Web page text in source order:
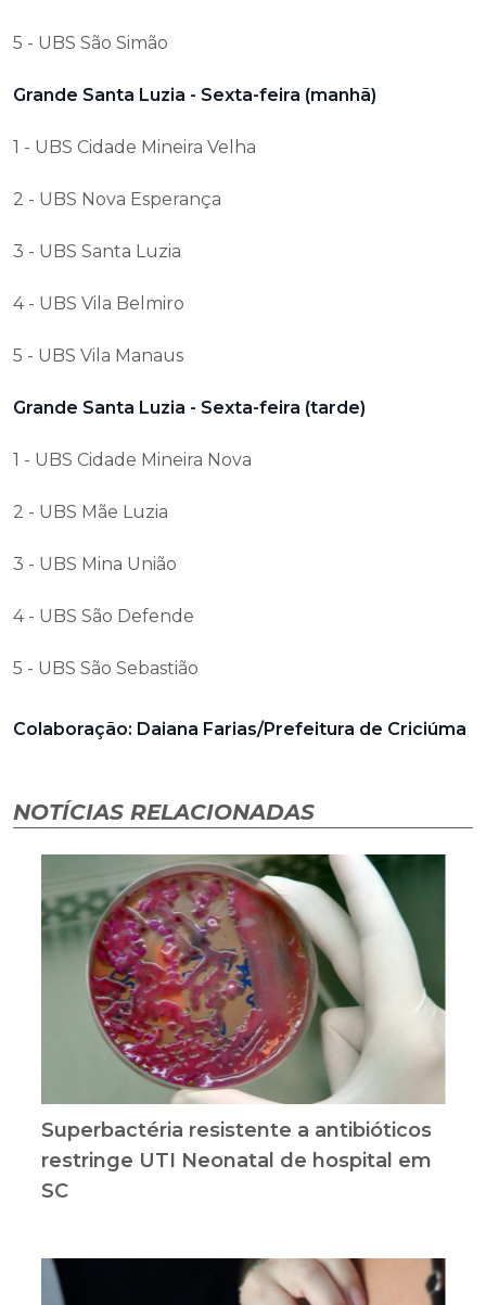
5 - UBS São Simão
Grande Santa Luzia - Sexta-feira (manhã)
1 - UBS Cidade Mineira Velha
2 - UBS Nova Esperança
3 - UBS Santa Luzia
4 - UBS Vila Belmiro
5 - UBS Vila Manaus
Grande Santa Luzia - Sexta-feira (tarde)
1 - UBS Cidade Mineira Nova
2 - UBS Mãe Luzia
3 - UBS Mina União
4 - UBS São Defende
5 - UBS São Sebastião
Colaboração: Daiana Farias/Prefeitura de Criciúma
NOTÍCIAS RELACIONADAS
Superbactéria resistente a antibióticos
restringe UTI Neonatal de hospital em
SC